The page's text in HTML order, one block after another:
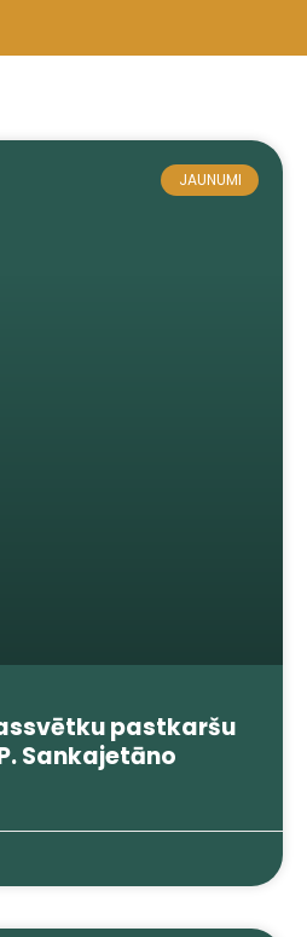
JAUNUMI
pastkaršu
Sankajetāno